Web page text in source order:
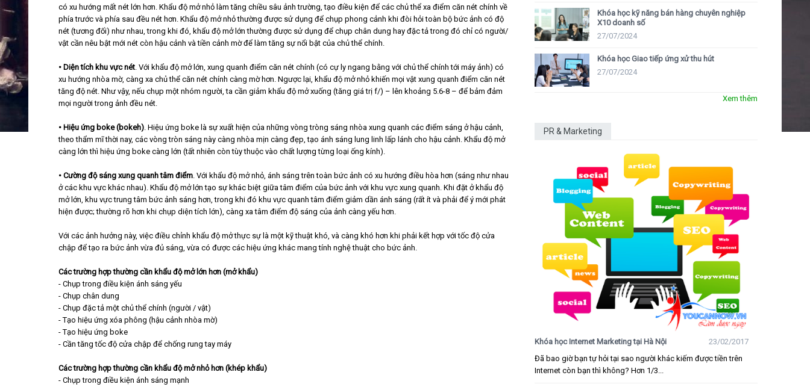
có xu hướng mất nét lớn hơn. Khẩu độ mở nhỏ làm tăng chiều sâu ảnh trường, tạo điều kiện để các chủ thể xa điểm căn nét chính về
phía trước và phía sau đều nét hơn. Khẩu độ mở nhỏ thường được sử dụng để chụp phong cảnh khi đòi hỏi toàn bộ bức ảnh có độ
nét (tương đối) như nhau, trong khi đó, khẩu độ mở lớn thường được sử dụng để chụp chân dung hay đặc tả trong đó chỉ có người/
vật cần nêu bật mới nét còn hậu cảnh và tiền cảnh mờ để làm tăng sự nổi bật của chủ thể chính.
• Diện tích khu vực nét. Với khẩu độ mở lớn, xung quanh điểm căn nét chính (có cự ly ngang bằng với chủ thể chính tới máy ảnh) có
xu hướng nhòa mờ, càng xa chủ thể căn nét chính càng mờ hơn. Ngược lại, khẩu độ mở nhỏ khiến mọi vật xung quanh điểm căn nét
tăng độ nét. Như vậy, nếu chụp một nhóm người, ta cần giảm khẩu độ mở xuống (tăng giá trị f/) – lên khoảng 5.6-8 – để bảm đảm
mọi người trong ảnh đều nét.
• Hiệu ứng boke (bokeh). Hiệu ứng boke là sự xuất hiện của những vòng tròng sáng nhòa xung quanh các điểm sáng ở hậu cảnh,
theo thẩm mĩ thời nay, các vòng tròn sáng này càng nhòa mịn càng đẹp, tạo ánh sáng lung linh lấp lánh cho hậu cảnh. Khẩu độ mở
càng lớn thì hiệu ứng boke càng lớn (tất nhiên còn tùy thuộc vào chất lượng từng loại ống kính).
• Cường độ sáng xung quanh tâm điểm. Với khẩu độ mở nhỏ, ánh sáng trên toàn bức ảnh có xu hướng điều hòa hơn (sáng như nhau
ở các khu vực khác nhau). Khẩu độ mở lớn tạo sự khác biệt giữa tâm điểm của bức ảnh với khu vực xung quanh. Khi đặt ở khẩu độ
mở lớn, khu vực trung tâm bức ảnh sáng hơn, trong khi đó khu vực quanh tâm điểm giảm dần ánh sáng (rất ít và phải để ý mới phát
hiện được; thường rõ hơn khi chụp diện tích lớn), càng xa tâm điểm độ sáng của ảnh càng yếu hơn.
Với các ảnh hưởng này, việc điều chỉnh khẩu độ mở thực sự là một kỹ thuật khó, và càng khó hơn khi phải kết hợp với tốc độ cửa
chập để tạo ra bức ảnh vừa đủ sáng, vừa có được các hiệu ứng khác mang tính nghệ thuật cho bức ảnh.
Các trường hợp thường cần khẩu độ mở lớn hơn (mở khẩu)
- Chụp trong điều kiện ánh sáng yếu
- Chụp chân dung
- Chụp đặc tả một chủ thể chính (người / vật)
- Tạo hiệu ứng xóa phông (hậu cảnh nhòa mờ)
- Tạo hiệu ứng boke
- Cần tăng tốc độ cửa chập để chống rung tay máy
Các trường hợp thường cần khẩu độ mở nhỏ hơn (khép khẩu)
- Chụp trong điều kiện ánh sáng mạnh
Khóa học kỹ năng bán hàng chuyên nghiệp
X10 doanh số
27/07/2024
Khóa học Giao tiếp ứng xử thu hút
27/07/2024
Xem thêm
PR & Marketing
Khóa học Internet Marketing tại Hà Nội
23/02/2017
Đã bao giờ bạn tự hỏi tại sao người khác kiếm được tiền trên
Internet còn bạn thì không? Hơn 1/3...